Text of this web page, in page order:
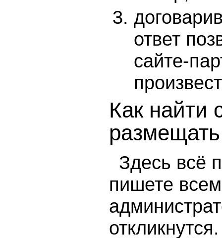
ответ
сайте-
Как найти
Здесь всё
пишете